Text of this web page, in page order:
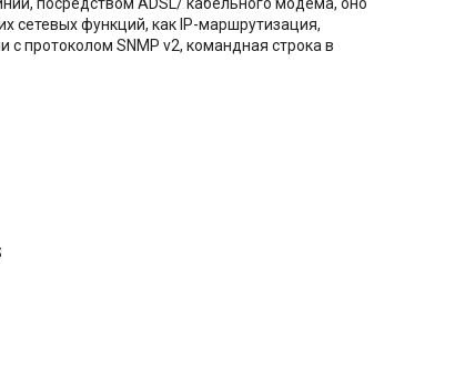
посредством ADSL/ кабельного модема, оно
сетевых функций, как IP-маршрутизация,
с протоколом SNMP v2, командная строка в